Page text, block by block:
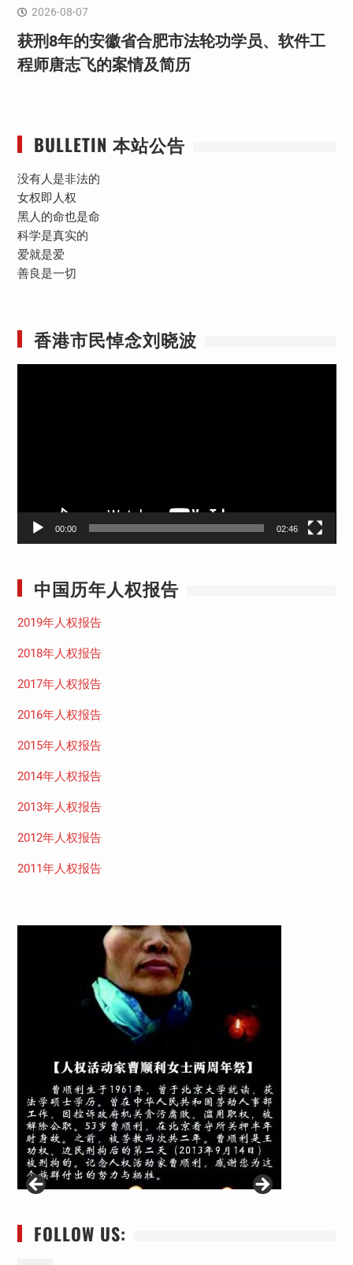
2026-08-07
获刑8年的安徽省合肥市法轮功学员、软件工
程师唐志飞的案情及简历
BULLETIN 本站公告
没有人是非法的
女权即人权
黑人的命也是命
科学是真实的
爱就是爱
善良是一切
香港市民悼念刘晓波
00:00 02:46
中国历年人权报告
2019年人权报告
2018年人权报告
2017年人权报告
2016年人权报告
2015年人权报告
2014年人权报告
2013年人权报告
2012年人权报告
2011年人权报告
FOLLOW US: